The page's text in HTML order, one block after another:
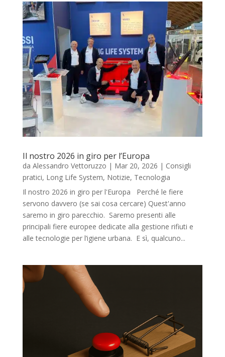
Il nostro 2026 in giro per l’Europa
da Alessandro Vettoruzzo | Mar 20, 2026 | Consigli
pratici, Long Life System, Notizie, Tecnologia
Il nostro 2026 in giro per l'Europa Perché le fiere
servono davvero (se sai cosa cercare) Quest'anno
saremo in giro parecchio. Saremo presenti alle
principali fiere europee dedicate alla gestione rifiuti e
alle tecnologie per l’igiene urbana. E sì, qualcuno...